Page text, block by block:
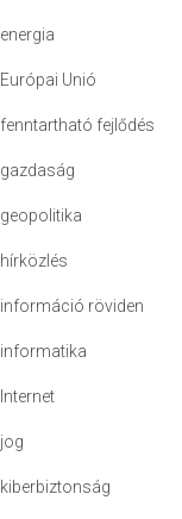
energia
Európai Unió
fenntartható fejlődés
gazdaság
geopolitika
hírközlés
információ röviden
informatika
Internet
jog
kiberbiztonság